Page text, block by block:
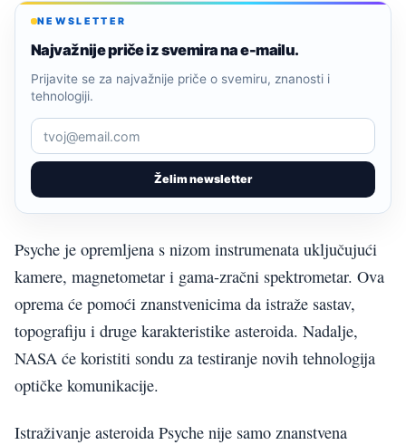
NEWSLETTER
Najvažnije priče iz svemira na e-mailu.
Želim newsletter
Prijavite se za najvažnije priče o svemiru, znanosti i
tehnologiji.
Psyche je opremljena s nizom instrumenata uključujući
kamere, magnetometar i gama-zračni spektrometar. Ova
oprema će pomoći znanstvenicima da istraže sastav,
topografiju i druge karakteristike asteroida. Nadalje,
NASA će koristiti sondu za testiranje novih tehnologija
optičke komunikacije.
Istraživanje asteroida Psyche nije samo znanstvena